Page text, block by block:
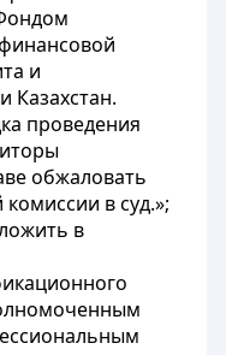
и
Казахстан.
проведения
обжаловать
в суд.»;
в